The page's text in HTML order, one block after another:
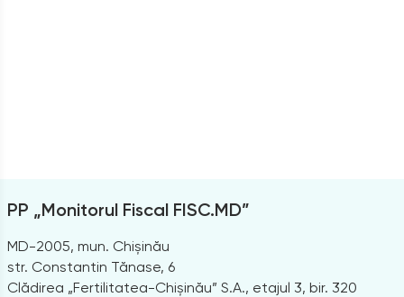
PP „Monitorul Fiscal FISC.MD”
MD-2005, mun. Chișinău
str. Constantin Tănase, 6
Clădirea „Fertilitatea-Chișinău” S.A., etajul 3, bir. 320